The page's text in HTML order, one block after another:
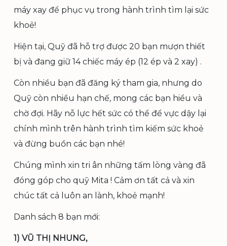
máy xay để phục vụ trong hành trình tìm lại sức
khoẻ!
Hiện tại, Quỹ đã hỗ trợ được 20 bạn mượn thiết
bị và đang giữ 14 chiếc máy ép (12 ép và 2 xay) .
Còn nhiều bạn đã đăng ký tham gia, nhưng do
Quỹ còn nhiều hạn chế, mong các bạn hiểu và
chờ đợi. Hãy nỗ lực hết sức có thể để vực dậy lại
chính mình trên hành trình tìm kiếm sức khoẻ
và đừng buồn các bạn nhé!
Chúng mình xin tri ân những tấm lòng vàng đã
đóng góp cho quỹ Mita ! Cảm ơn tất cả và xin
chúc tất cả luôn an lành, khoẻ mạnh!
Danh sách 8 bạn mới:
1) VŨ THỊ NHUNG,